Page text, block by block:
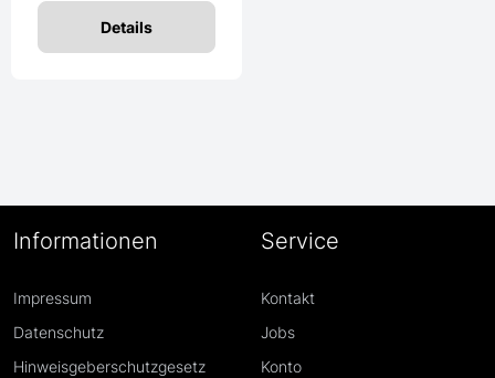
Details
Informationen
Impressum
Datenschutz
Hinweisgeberschutzgesetz
Service
Kontakt
Jobs
Konto